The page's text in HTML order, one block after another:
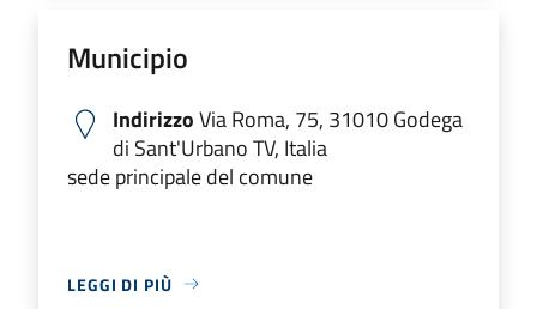
Municipio
IndirizzoVia Roma, 75, 31010 Godega
di Sant'Urbano TV, Italia
sede principale del comune
LEGGI DI PIÙ